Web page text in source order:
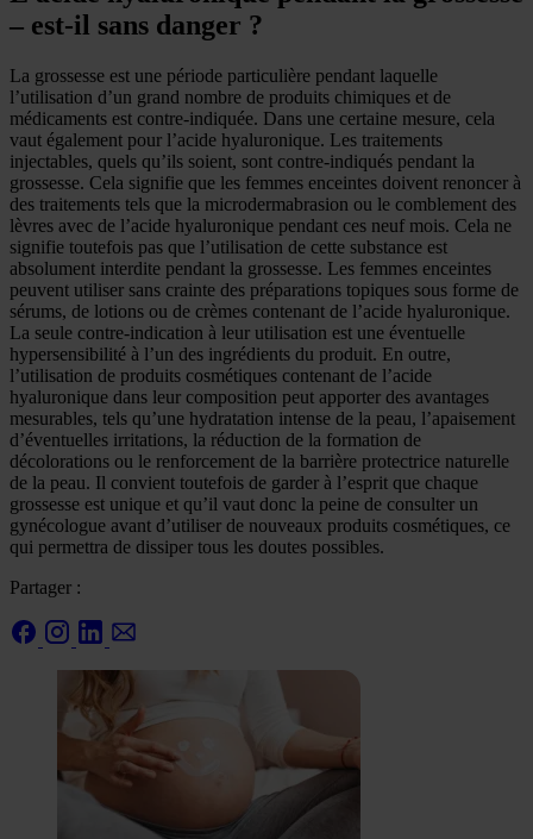
– est-il sans danger ?
La grossesse est une période particulière pendant laquelle
l’utilisation d’un grand nombre de produits chimiques et de
médicaments est contre-indiquée. Dans une certaine mesure, cela
vaut également pour l’acide hyaluronique. Les traitements
injectables, quels qu’ils soient, sont contre-indiqués pendant la
grossesse. Cela signifie que les femmes enceintes doivent renoncer à
des traitements tels que la microdermabrasion ou le comblement des
lèvres avec de l’acide hyaluronique pendant ces neuf mois. Cela ne
signifie toutefois pas que l’utilisation de cette substance est
absolument interdite pendant la grossesse. Les femmes enceintes
peuvent utiliser sans crainte des préparations topiques sous forme de
sérums, de lotions ou de crèmes contenant de l’acide hyaluronique.
La seule contre-indication à leur utilisation est une éventuelle
hypersensibilité à l’un des ingrédients du produit. En outre,
l’utilisation de produits cosmétiques contenant de l’acide
hyaluronique dans leur composition peut apporter des avantages
mesurables, tels qu’une hydratation intense de la peau, l’apaisement
d’éventuelles irritations, la réduction de la formation de
décolorations ou le renforcement de la barrière protectrice naturelle
de la peau. Il convient toutefois de garder à l’esprit que chaque
grossesse est unique et qu’il vaut donc la peine de consulter un
gynécologue avant d’utiliser de nouveaux produits cosmétiques, ce
qui permettra de dissiper tous les doutes possibles.
Partager :